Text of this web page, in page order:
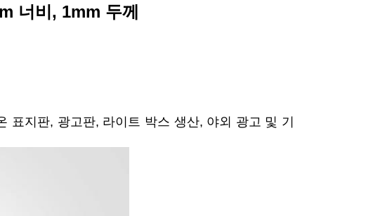
너비, 1mm 두께
표지판, 광고판, 라이트 박스 생산, 야외 광고 및 기